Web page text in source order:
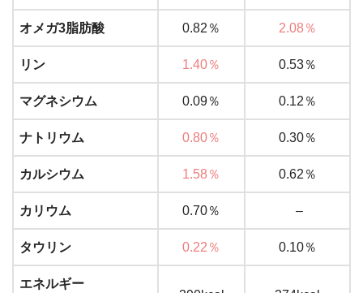
オメガ3脂肪酸 0.82％ 2.08％
リン 1.40％ 0.53％
マグネシウム 0.09％ 0.12％
ナトリウム 0.80％ 0.30％
カルシウム 1.58％ 0.62％
カリウム 0.70％ –
タウリン 0.22％ 0.10％
エネルギー